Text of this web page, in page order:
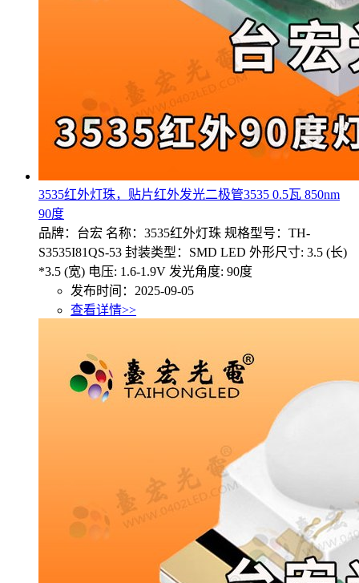
3535红外灯珠，贴片红外发光二极管3535 0.5瓦 850nm
90度
品牌：台宏 名称：3535红外灯珠 规格型号：TH-
S3535I81QS-53 封装类型：SMD LED 外形尺寸: 3.5 (长)
*3.5 (宽) 电压: 1.6-1.9V 发光角度: 90度
发布时间：2025-09-05
查看详情>>